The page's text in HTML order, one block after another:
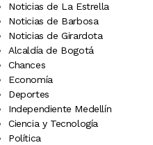
Noticias de La Estrella
Noticias de Barbosa
Noticias de Girardota
Alcaldía de Bogotá
Chances
Economía
Deportes
Independiente Medellín
Ciencia y Tecnología
Política